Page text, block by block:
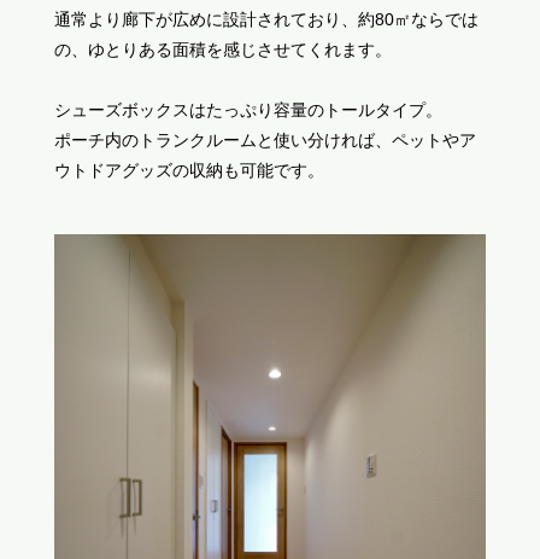
通常より廊下が広めに設計されており、約80㎡ならでは
の、ゆとりある面積を感じさせてくれます。
シューズボックスはたっぷり容量のトールタイプ。
ポーチ内のトランクルームと使い分ければ、ペットやア
ウトドアグッズの収納も可能です。